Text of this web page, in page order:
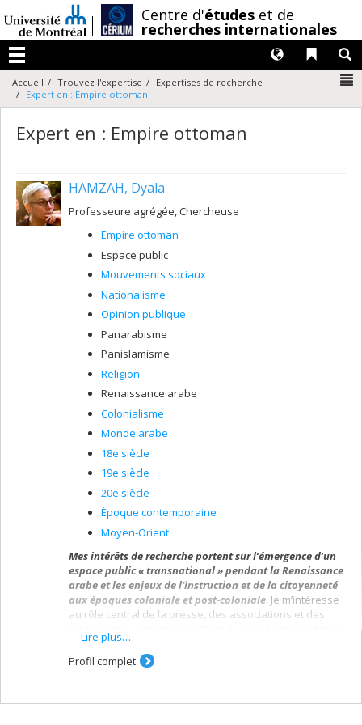
au
contenu
Centre d'études et de
recherches internationales
Menu
Liens
Langues
Accueil Trouvez l'expertise
Expertises de recherche
Expert en : Empire ottoman
Expert en : Empire ottoman
HAMZAH, Dyala
Professeure agrégée, Chercheuse
Empire ottoman
Espace public
Mouvements sociaux
Nationalisme
Opinion publique
Panarabisme
Panislamisme
Religion
Renaissance arabe
Colonialisme
Monde arabe
18e siècle
19e siècle
20e siècle
Époque contemporaine
Moyen-Orient
Mes intérêts de recherche portent sur l’émergence d’un
espace public « transnational » pendant la Renaissance
arabe et les enjeux de l’instruction et de la citoyenneté
aux époques coloniale et post-coloniale. Je m’intéresse
au rôle central de la presse, des associations et des
dans le contexte des réformes centralisatrices de
l’Empire ottoman pendant le long XIX
m’attache à suivre l’ascendance d’une classe moyenne
(ottomanisme, panislamisme, panarabisme, etc.) en les
Lire plus…
Profil complet